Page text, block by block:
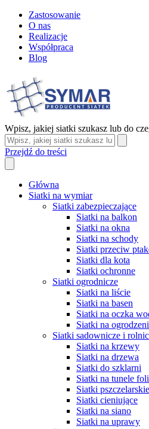
Zastosowanie
O nas
Realizacje
Współpraca
Blog
Wpisz, jakiej siatki szukasz lub do
Przejdź do treści
Główna
Siatki na wymiar
Siatki zabezpieczające
Siatki na balkon
Siatki na okna
Siatki na schody
Siatki przeciw
Siatki dla kota
Siatki ochronne
Siatki ogrodnicze
Siatki na liście
Siatki na basen
Siatki na oczka
Siatki na
Siatki sadownicze i
Siatki na krzewy
Siatki na drzewa
Siatki do szklarni
Siatki na tunele
Siatki pszczelarskie
Siatki cieniujące
Siatki na siano
Siatki na uprawy